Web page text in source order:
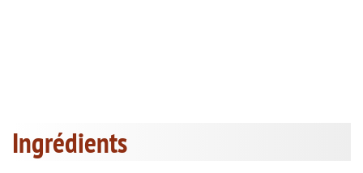
Ingrédients